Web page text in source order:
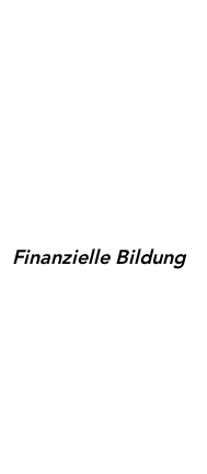
Finanzielle Bildung